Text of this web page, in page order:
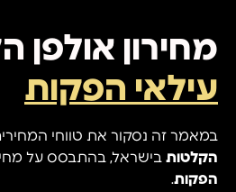
מחירון אולפן
עילאי הפקות
במאמר זה נסקור את טווחי
הקלטות בישראל, בהתבסס על
הפקות.